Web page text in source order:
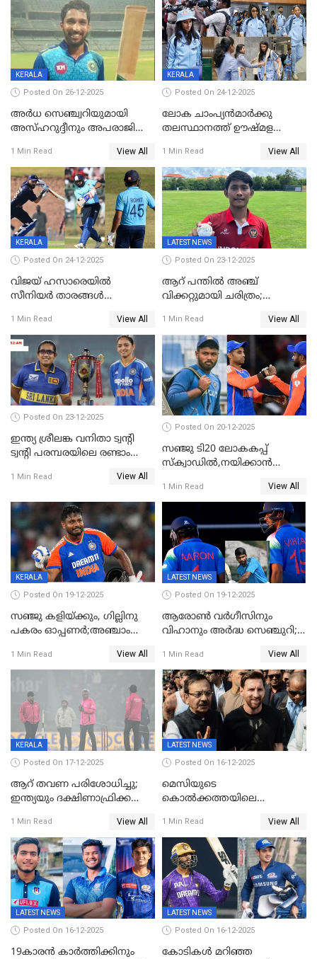
പരമ്പര ഇന്ത്യക്ക്
ബാറ്റിംഗ് തകര്‍ച്ച; ഇന്ത്യയ്ക്ക്
വിജയലക്ഷ്യം 113 റൺസ്
KERALA
Posted On 26-12-2025
അർധ സെഞ്ച്വറിയുമായി
അസ്ഹറുദ്ദീനും അപരാജിതും
റൺസ് വിജയലക്ഷ്യമുയർത്തി
കേരളം
1 Min Read View All
KERALA
Posted On 24-12-2025
ലോക ചാംപ്യൻമാർക്കു
തലസ്ഥാനത്ത് ഊഷ്മള
മത്സരം ജയിച്ചാൽ ഇന്ത്യയ്ക്കു
പരമ്പര
1 Min Read View All
KERALA
Posted On 24-12-2025
വിജയ് ഹസാരെയിൽ
സീനിയർ താരങ്ങൾ
സച്ചിന്‍റെ റെക്കോഡ് മറികടന്ന്
കോഹ്‌ലി, രോഹിത്
വാർണർക്കൊപ്പം
1 Min Read View All
LATEST NEWS
Posted On 23-12-2025
ആറ് പന്തിൽ അഞ്ച്
വിക്കറ്റുമായി ചരിത്രം;
റെക്കോഡുമായി
ഇന്തോനേഷ്യൻ താരം
1 Min Read View All
Posted On 23-12-2025
ഇന്ത്യ ശ്രീലങ്ക വനിതാ ട്വന്റി
ട്വന്റി പരമ്പരയിലെ രണ്ടാം
1 Min Read View All
Posted On 20-12-2025
സഞ്ജു ടി20 ലോകകപ്പ്
സ്‌ക്വാഡിൽ,നയിക്കാൻ
പ്രഖ്യാപിച്ച് ബി.സി.സി.ഐ
1 Min Read View All
KERALA
Posted On 19-12-2025
സഞ്ജു കളിയ്ക്കും, ഗില്ലിനു
പകരം ഓപ്പണർ;അഞ്ചാം
മാറ്റം
1 Min Read View All
LATEST NEWS
Posted On 19-12-2025
ആരോൺ വർഗീസിനും
വിഹാനും അർദ്ധ സെഞ്ചുറി;
ഇന്ത്യ ഫൈനലിൽ
1 Min Read View All
KERALA
Posted On 17-12-2025
ആറ് തവണ പരിശോധിച്ചു;
ഇന്ത്യയും ദക്ഷിണാഫ്രിക്കയും
ഉപേക്ഷിച്ചു
1 Min Read View All
LATEST NEWS
Posted On 16-12-2025
മെസിയുടെ
കൊൽക്കത്തയിലെ
സംഘർഷം: കായിക മന്ത്രി
അരൂപ് ബിശ്വാസ് രാജിവച്ചു
1 Min Read View All
LATEST NEWS
Posted On 16-12-2025
19കാരൻ കാർത്തിക്കിനും
LATEST NEWS
Posted On 16-12-2025
കോടികൾ മറിഞ്ഞ